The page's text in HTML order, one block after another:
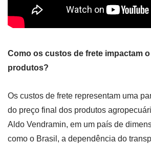
Como os custos de frete impactam
produtos?
Os custos de frete representam uma
do preço final dos produtos
Aldo Vendramin, em um país de
como o Brasil, a dependência do